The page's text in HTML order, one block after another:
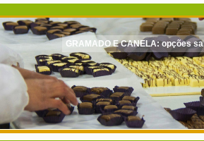
GRAMADO E CANELA: opções